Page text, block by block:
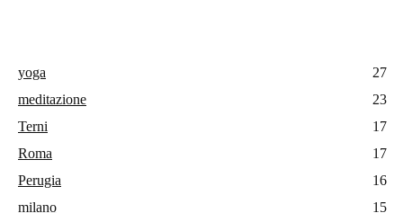
yoga
27
meditazione
23
Terni
17
Roma
17
Perugia
16
milano
15